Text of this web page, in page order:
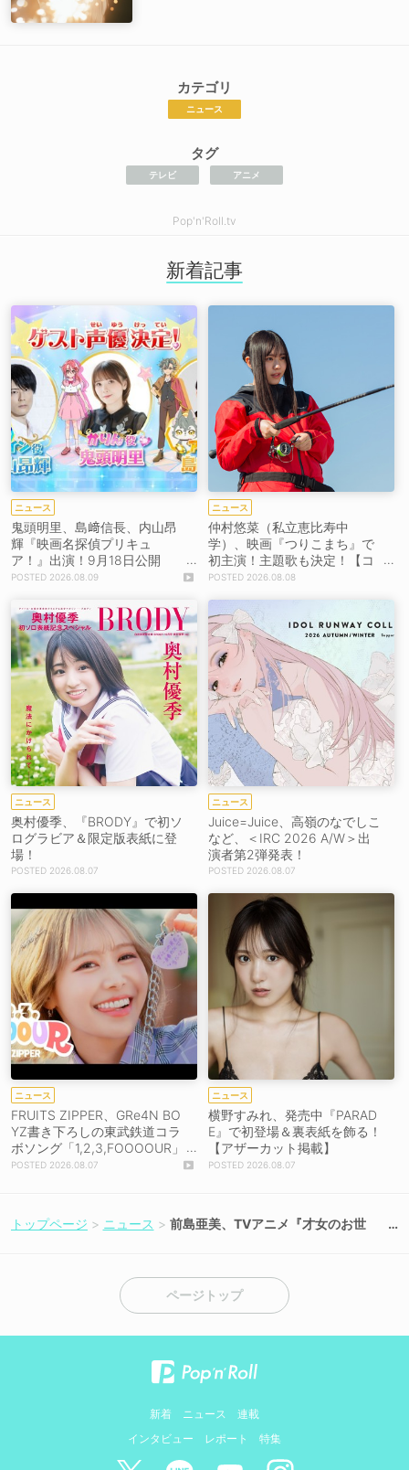
カテゴリ
ニュース
タグ
テレビ アニメ
Pop'n'Roll.tv
新着記事
ニュース
鬼頭明里、島﨑信長、内山昂
輝『映画名探偵プリキュ
ア！』出演！9月18日公開
【コメントあり】
2026.08.09
ニュース
仲村悠菜（私立恵比寿中
学）、映画『つりこまち』で
初主演！主題歌も決定！【コ
メントあり】
2026.08.08
ニュース
奥村優季、『BRODY』で初ソ
ログラビア＆限定版表紙に登
場！
2026.08.07
ニュース
Juice=Juice、高嶺のなでしこ
など、＜IRC 2026 A/W＞出
演者第2弾発表！
2026.08.07
ニュース
FRUITS ZIPPER、GRe4N BO
YZ書き下ろしの東武鉄道コラ
ボソング「1,2,3,FOOOOUR」
をリリース＆MV公開！
2026.08.07
ニュース
横野すみれ、発売中『PARAD
E』で初登場＆裏表紙を飾る！
【アザーカット掲載】
2026.08.07
トップページ ニュース
前島亜美、TVアニメ『才女のお世
ページトップ
新着 ニュース
連載
インタビュー
レポート 特集